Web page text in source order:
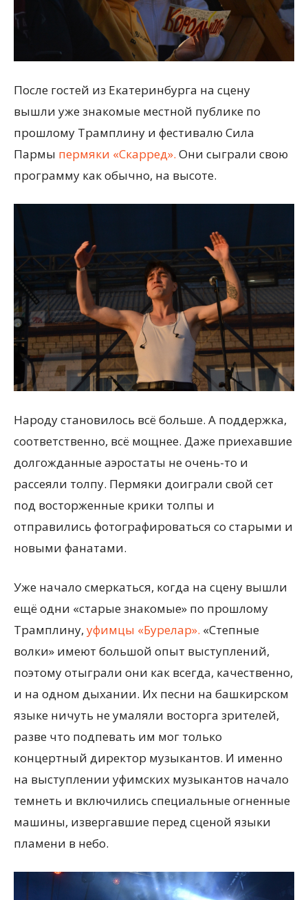
После гостей из Екатеринбурга на сцену
вышли уже знакомые местной публике по
прошлому Трамплину и фестивалю Сила
Пармы пермяки «Скарред». Они сыграли свою
программу как обычно, на высоте.
Народу становилось всё больше. А поддержка,
соответственно, всё мощнее. Даже приехавшие
долгожданные аэростаты не очень-то и
рассеяли толпу. Пермяки доиграли свой сет
под восторженные крики толпы и
отправились фотографироваться со старыми и
новыми фанатами.
Уже начало смеркаться, когда на сцену вышли
ещё одни «старые знакомые» по прошлому
Трамплину, уфимцы «Бурелар». «Степные
волки» имеют большой опыт выступлений,
поэтому отыграли они как всегда, качественно,
и на одном дыхании. Их песни на башкирском
языке ничуть не умаляли восторга зрителей,
разве что подпевать им мог только
концертный директор музыкантов. И именно
на выступлении уфимских музыкантов начало
темнеть и включились специальные огненные
машины, извергавшие перед сценой языки
пламени в небо.